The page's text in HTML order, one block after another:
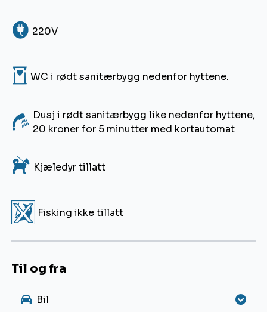
8 220V
H WC i rødt sanitærbygg nedenfor hyttene.
I Dusj i rødt sanitærbygg like nedenfor hyttene,
20 kroner for 5 minutter med kortautomat
3 Kjæledyr tillatt
Q Fisking ikke tillatt
Til og fra
Bil